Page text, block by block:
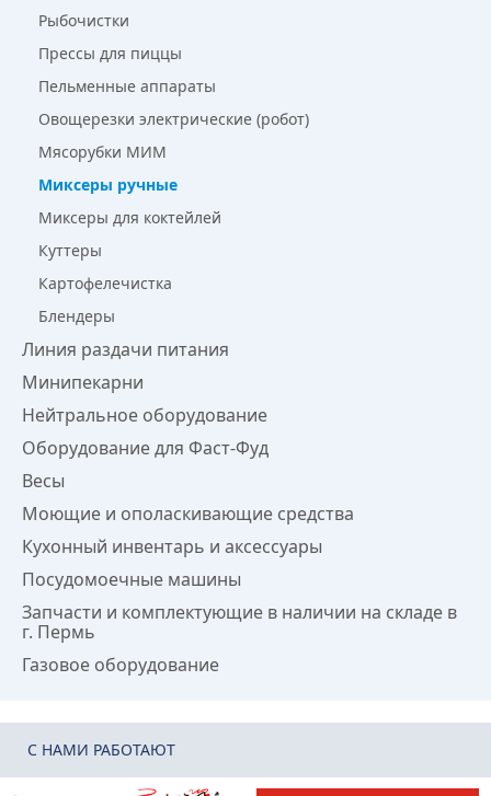
Рыбочистки
Прессы для пиццы
Пельменные аппараты
Овощерезки электрические (робот)
Мясорубки МИМ
Миксеры ручные
Миксеры для коктейлей
Куттеры
Картофелечистка
Блендеры
Линия раздачи питания
Минипекарни
Нейтральное оборудование
Оборудование для Фаст-Фуд
Весы
Моющие и ополаскивающие средства
Кухонный инвентарь и аксессуары
Посудомоечные машины
Запчасти и комплектующие в наличии на складе в
г. Пермь
Газовое оборудование
C НАМИ РАБОТАЮТ